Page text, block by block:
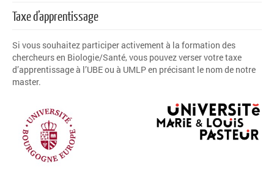
Taxe d’apprentissage
Si vous souhaitez participer activement à la formation des
chercheurs en Biologie/Santé, vous pouvez verser votretaxe
d’apprentissageà l’UBEou à UMLPen précisant le nom de notre
master.